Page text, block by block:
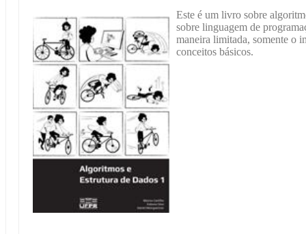
Este é um livro sobre
sobre linguagem de
maneira limitada, somente o
conceitos básicos.